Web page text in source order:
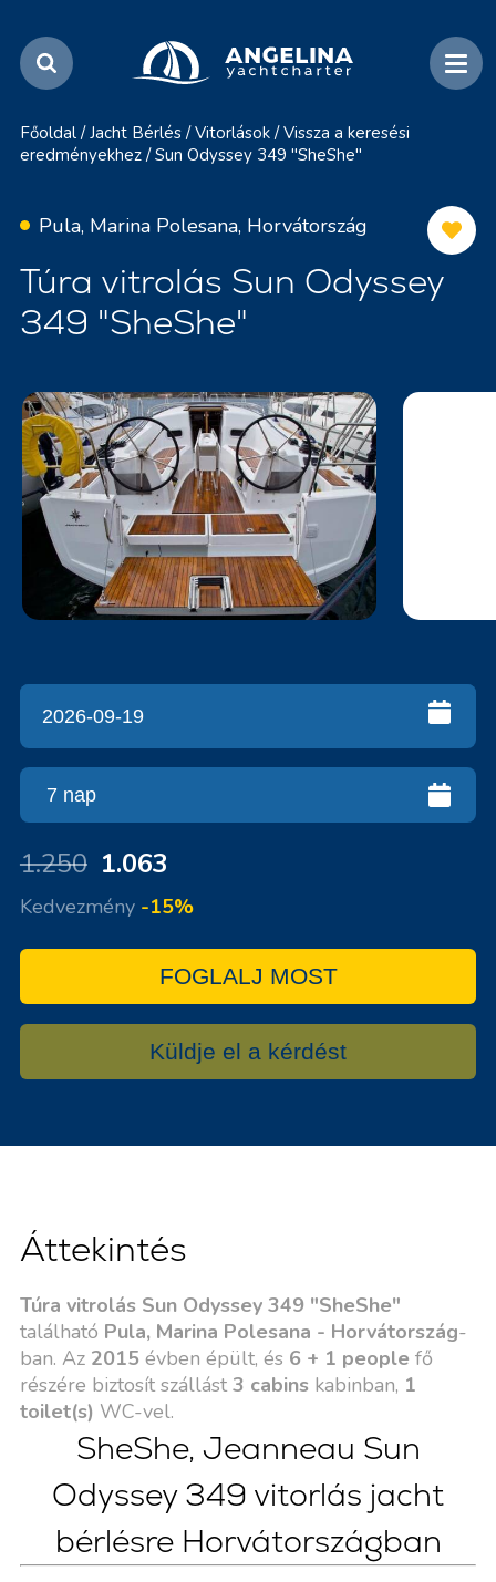
Főoldal / Jacht Bérlés / Vitorlások / Vissza a keresési
eredményekhez / Sun Odyssey 349 "SheShe"
Pula, Marina Polesana, Horvátország
Túra vitrolás Sun Odyssey
349 "SheShe"
1.250 1.063
Kedvezmény -15%
FOGLALJ MOST
Küldje el a kérdést
Áttekintés
Túra vitrolás Sun Odyssey 349 "SheShe"
található Pula, Marina Polesana - Horvátország-
ban. Az 2015 évben épült, és 6 + 1 people fő
részére biztosít szállást 3 cabinskabinban, 1
toilet(s) WC-vel.
SheShe, Jeanneau Sun
Odyssey 349 vitorlás jacht
bérlésre Horvátországban